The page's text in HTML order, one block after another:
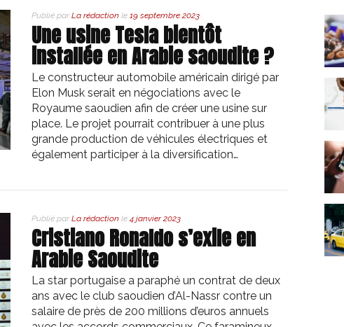
Publié par La rédaction le 19 septembre 2023
Une usine Tesla bientôt
installée en Arabie saoudite ?
Le constructeur automobile américain dirigé par
Elon Musk serait en négociations avec le
Royaume saoudien afin de créer une usine sur
place. Le projet pourrait contribuer à une plus
grande production de véhicules électriques et
également participer à la diversification…
Publié par La rédaction le4 janvier 2023
Cristiano Ronaldo s’exile en
Arabie Saoudite
La star portugaise a paraphé un contrat de deux
ans avec le club saoudien d’Al-Nassr contre un
salaire de près de 200 millions d’euros annuels